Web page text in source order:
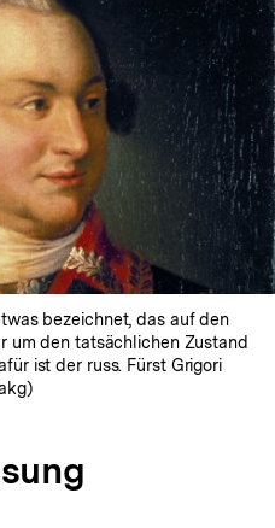
bezeichnet, das auf den
um den tatsächlichen Zustand
ist der russ. Fürst Grigori